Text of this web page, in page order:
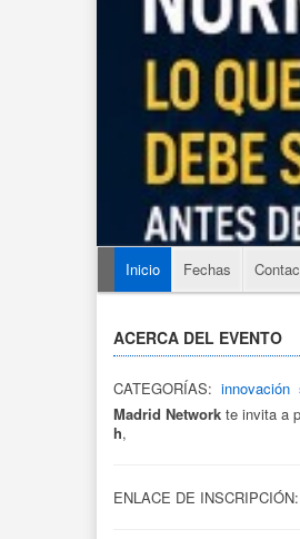
Inicio Fechas
ACERCA DEL EVENTO
CATEGORÍAS: innovación
Madrid Network te invita a
h,
ENLACE DE INSCRIPCIÓN: